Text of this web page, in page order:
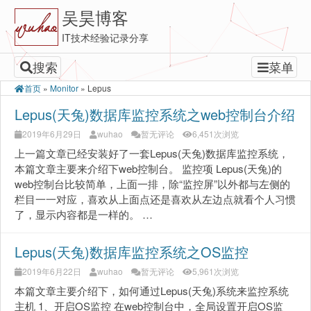
吴昊博客
IT技术经验记录分享
搜索 菜单
首页 » Monitor » Lepus
Lepus(天兔)数据库监控系统之web控制台介绍
2019年6月29日 wuhao 暂无评论 6,451次浏览
上一篇文章已经安装好了一套Lepus(天兔)数据库监控系统，
本篇文章主要来介绍下web控制台。 监控项 Lepus(天兔)的
web控制台比较简单，上面一排，除“监控屏”以外都与左侧的
栏目一一对应，喜欢从上面点还是喜欢从左边点就看个人习惯
了，显示内容都是一样的。 …
Lepus(天兔)数据库监控系统之OS监控
2019年6月22日 wuhao 暂无评论 5,961次浏览
本篇文章主要介绍下，如何通过Lepus(天兔)系统来监控系统
主机 1、开启OS监控 在web控制台中，全局设置开启OS监